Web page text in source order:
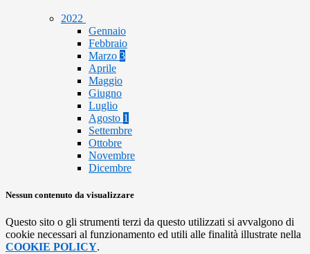
2022
Gennaio
Febbraio
Marzo 3
Aprile
Maggio
Giugno
Luglio
Agosto 1
Settembre
Ottobre
Novembre
Dicembre
Nessun contenuto da visualizzare
Questo sito o gli strumenti terzi da questo utilizzati si avvalgono di
cookie necessari al funzionamento ed utili alle finalità illustrate nella
COOKIE POLICY.